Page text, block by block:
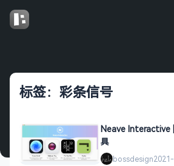
标签：彩条信号
Neave Interactive
具
bossdesign